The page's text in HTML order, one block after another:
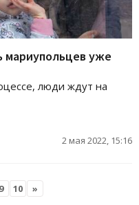
мариупольцев уже
люди ждут на
2 мая 2022, 15:16
9 10 »